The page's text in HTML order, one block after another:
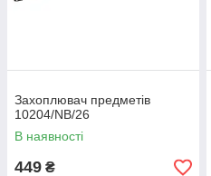
Захоплювач предметів
10204/NB/26
В наявності
449 ₴